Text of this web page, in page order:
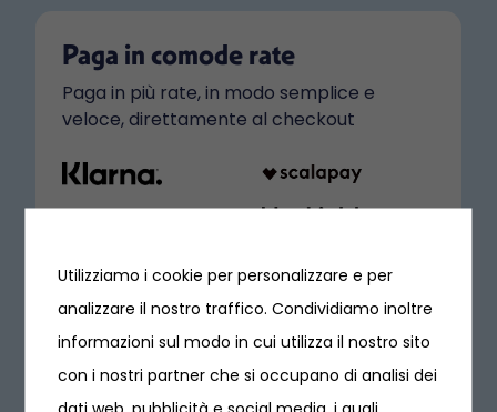
Paga in comode rate
Paga in più rate, in modo semplice e
veloce, direttamente al checkout
Utilizziamo i cookie per personalizzare e per
analizzare il nostro traffico. Condividiamo inoltre
informazioni sul modo in cui utilizza il nostro sito
con i nostri partner che si occupano di analisi dei